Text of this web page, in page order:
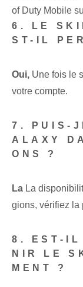
of Duty Mobile
6. LE
ST-IL
Oui, Une fois le
votre compte.
7. PUIS-
ALAXY
ONS ?
La La
gions, vérifiez la
8. EST-IL
NIR LE
MENT ?